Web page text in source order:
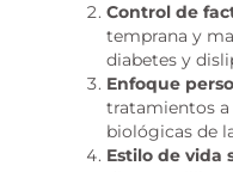
Control de
temprana y
diabetes y
Enfoque
tratamientos
biológicas de
Estilo de vida